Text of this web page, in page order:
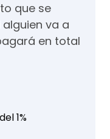
que se
va a
en total
1%